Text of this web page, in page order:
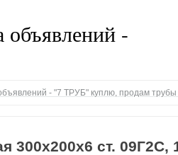
- "7 ТРУБ" куплю, продам
300х200х6 ст. 09Г2С,